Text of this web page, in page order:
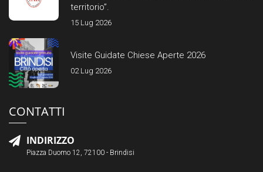
territorio”.
15 Lug 2026
Visite Guidate Chiese Aperte 2026
02 Lug 2026
CONTATTI
INDIRIZZO
Piazza Duomo 12, 72100 - Brindisi